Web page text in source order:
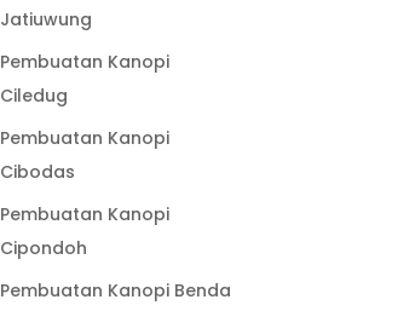
Jatiuwung
Pembuatan Kanopi
Ciledug
Pembuatan Kanopi
Cibodas
Pembuatan Kanopi
Cipondoh
Pembuatan Kanopi Benda